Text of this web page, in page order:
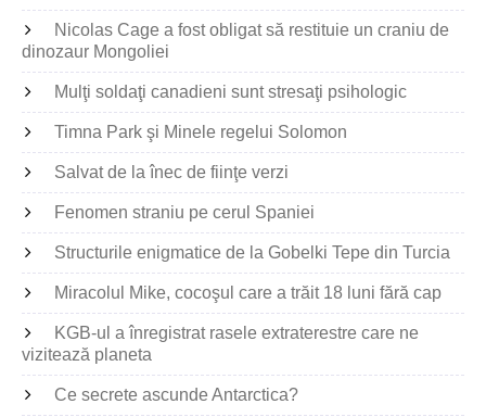
Nicolas Cage a fost obligat să restituie un craniu de
dinozaur Mongoliei
Mulţi soldaţi canadieni sunt stresaţi psihologic
Timna Park şi Minele regelui Solomon
Salvat de la înec de fiinţe verzi
Fenomen straniu pe cerul Spaniei
Structurile enigmatice de la Gobelki Tepe din Turcia
Miracolul Mike, cocoşul care a trăit 18 luni fără cap
KGB-ul a înregistrat rasele extraterestre care ne
vizitează planeta
Ce secrete ascunde Antarctica?